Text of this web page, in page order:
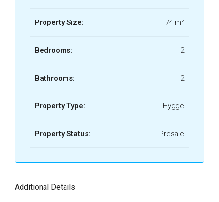
Property Size: 74 m²
Bedrooms: 2
Bathrooms: 2
Property Type: Hygge
Property Status: Presale
Additional Details